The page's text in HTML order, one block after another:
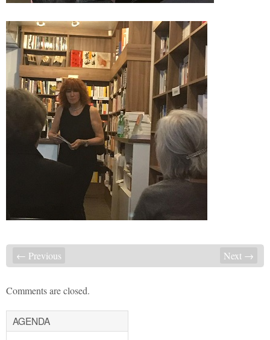
← Previous Next →
Comments are closed.
AGENDA